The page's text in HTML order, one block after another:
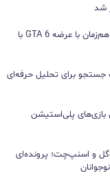
شد
سونی خیال گیمرها را راحت کرد؛ پلی‌استیشن ۵ هم‌زمان با عرضه GTA 6 با
یافت؛ امکان مقایسه ۴۰۰ عبارت جستجو برای تحلیل حرفه‌ای
۸۲ درصد فروش بازی‌های پلی‌استیشن
و اسنپ‌چت؛ پرونده‌ای